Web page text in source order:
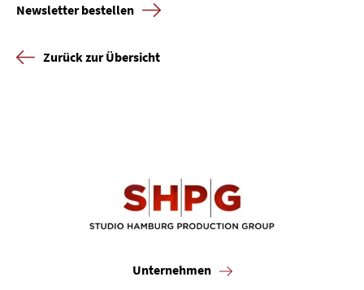
Newsletter bestellen
Zurück zur Übersicht
Unternehmen
Newsletter Datenschutz